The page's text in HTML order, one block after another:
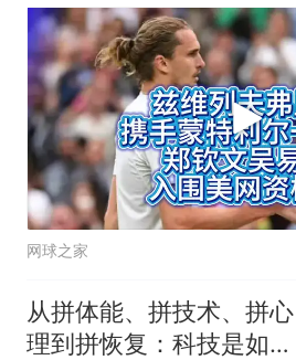
网球之家
从拼体能、拼技术、拼心
理到拼恢复：科技是如何